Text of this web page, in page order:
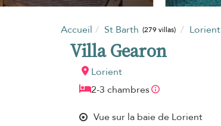
Accueil St Barth (279 villas) Lorient
Villa Gearon
Lorient
2-3 chambres
Vue sur la baie de Lorient